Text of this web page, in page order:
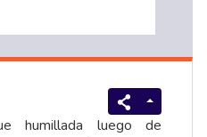
humillada luego de